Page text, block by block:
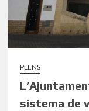
PLENS
sistema de